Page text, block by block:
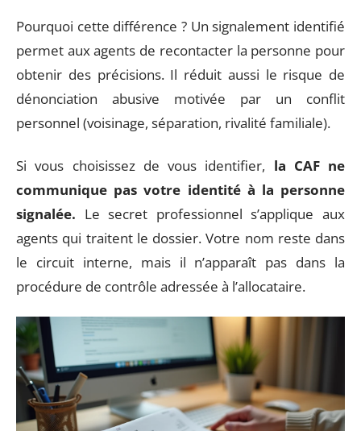
Pourquoi cette différence ? Un signalement identifié
permet aux agents de recontacter la personne pour
obtenir des précisions. Il réduit aussi le risque de
dénonciation abusive motivée par un conflit
personnel (voisinage, séparation, rivalité familiale).
Si vous choisissez de vous identifier, la CAF ne
communique pas votre identité à la personne
signalée. Le secret professionnel s’applique aux
agents qui traitent le dossier. Votre nom reste dans
le circuit interne, mais il n’apparaît pas dans la
procédure de contrôle adressée à l’allocataire.